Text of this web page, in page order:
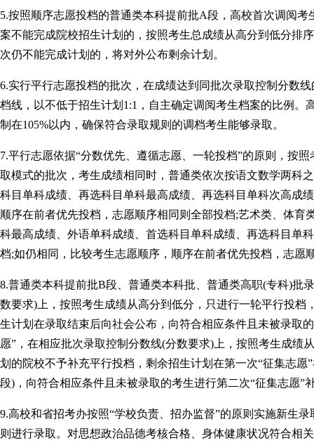
5.按照顺序志愿投档的普通类本科提前批A段，高校首次调阅
案不能完成院校招生计划的，按照考生总成绩从高分到低分排
次仍不能完成计划的，将对外公布剩余计划。
6.实行平行志愿投档的批次，在成绩达到同批次录取控制分数
档线，以不低于招生计划1:1，自主确定调阅考生档案的比例
制在105%以内，确保符合录取规则的调档考生能够录取。
7.平行志愿依据“分数优先、遵循志愿、一轮投档”的原则，按
取模式的批次，考生成绩相同时，普通类依次按语文数学两科
科目单科成绩、再选科目单科最高成绩、再选科目单科次高成
顺序在前者优先投档，志愿顺序相同则全部投档;艺术类、体
科最高成绩、外语单科成绩、首选科目单科成绩、再选科目单
档;如仍相同，比较考生志愿顺序，顺序在前者优先投档，志愿
8.普通类本科提前批B段、普通类本科批、普通类高职(专科)批
数要求)上，按照考生成绩从高分到低分，只进行一轮平行投
生计划在录取结束后向社会公布，向符合相应条件且未被录取
愿”，在相应批次录取控制分数线(分数要求)上，按照考生成绩
划的院校不予补充平行投档，剩余招生计划在第一次“征集志
段)，向符合相应条件且未被录取的考生进行第二次“征集志愿”
9.高校和省招考办按照“学校负责、招办监督”的原则实施新生
则进行录取。对思想政治品德考核合格、身体健康状况符合相